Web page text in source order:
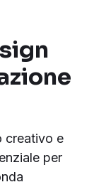
creativo e
per